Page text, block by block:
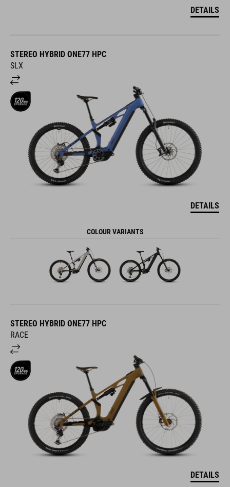
DETAILS
STEREO HYBRID ONE77 HPC
SLX
DETAILS
COLOUR VARIANTS
STEREO HYBRID ONE77 HPC
RACE
DETAILS